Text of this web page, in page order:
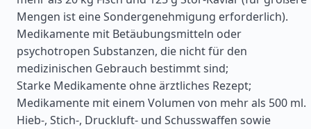
Mengen ist eine Sondergenehmigung erforderlich).
Medikamente mit Betäubungsmitteln oder
psychotropen Substanzen, die nicht für den
medizinischen Gebrauch bestimmt sind;
Starke Medikamente ohne ärztliches Rezept;
Medikamente mit einem Volumen von mehr als 500 ml.
Hieb-, Stich-, Druckluft- und Schusswaffen sowie